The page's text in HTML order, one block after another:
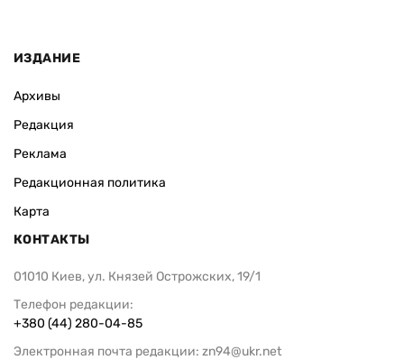
ИЗДАНИЕ
Архивы
Редакция
Реклама
Редакционная политика
Карта
КОНТАКТЫ
01010 Киев, ул. Князей Острожских, 19/1
Телефон редакции:
+380 (44) 280-04-85
Электронная почта редакции: zn94@ukr.net